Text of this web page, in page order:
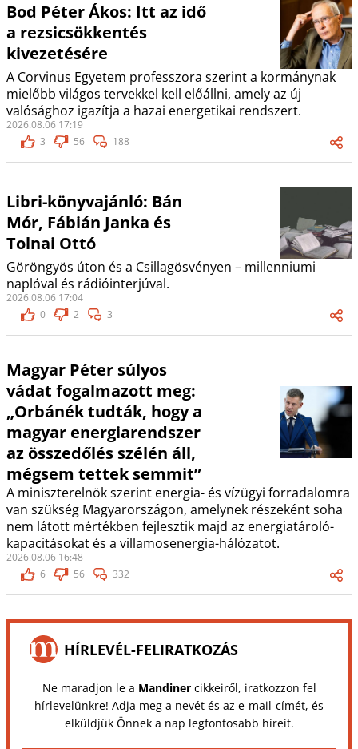
Bod Péter Ákos: Itt az idő
a rezsicsökkentés
kivezetésére
A Corvinus Egyetem professzora szerint a kormánynak
mielőbb világos tervekkel kell előállni, amely az új
valósághoz igazítja a hazai energetikai rendszert.
2026.08.06 17:19
3
56 188
Libri-könyvajánló: Bán
Mór, Fábián Janka és
Tolnai Ottó
Göröngyös úton és a Csillagösvényen – millenniumi
naplóval és rádióinterjúval.
2026.08.06 17:04
0
2 3
Magyar Péter súlyos
vádat fogalmazott meg:
„Orbánék tudták, hogy a
magyar energiarendszer
az összedőlés szélén áll,
mégsem tettek semmit”
A miniszterelnök szerint energia- és vízügyi forradalomra
van szükség Magyarországon, amelynek részeként soha
nem látott mértékben fejlesztik majd az energiatároló-
kapacitásokat és a villamosenergia-hálózatot.
2026.08.06 16:48
6
56 332
HÍRLEVÉL-FELIRATKOZÁS
Ne maradjon le a Mandinercikkeiről, iratkozzon fel
hírlevelünkre! Adja meg a nevét és az e-mail-címét, és
elküldjük Önnek a nap legfontosabb híreit.